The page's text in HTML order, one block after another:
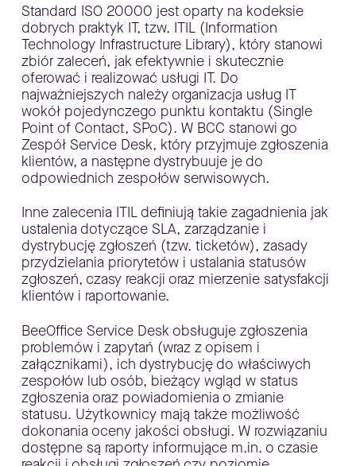
Standard ISO 20000 jest oparty na kodeksie
dobrych praktyk IT, tzw. ITIL (Information
Technology Infrastructure Library), który stanowi
zbiór zaleceń, jak efektywnie i skutecznie
oferować i realizować usługi IT. Do
najważniejszych należy organizacja usług IT
wokół pojedynczego punktu kontaktu (Single
Point of Contact, SPoC). W BCC stanowi go
Zespół Service Desk, który przyjmuje zgłoszenia
klientów, a następne dystrybuuje je do
odpowiednich zespołów serwisowych.
Inne zalecenia ITIL definiują takie zagadnienia jak
ustalenia dotyczące SLA, zarządzanie i
dystrybucję zgłoszeń (tzw. ticketów), zasady
przydzielania priorytetów i ustalania statusów
zgłoszeń, czasy reakcji oraz mierzenie satysfakcji
klientów i raportowanie.
BeeOffice Service Desk obsługuje zgłoszenia
problemów i zapytań (wraz z opisem i
załącznikami), ich dystrybucję do właściwych
zespołów lub osób, bieżący wgląd w status
zgłoszenia oraz powiadomienia o zmianie
statusu. Użytkownicy mają także możliwość
dokonania oceny jakości obsługi. W rozwiązaniu
dostępne są raporty informujące m.in. o czasie